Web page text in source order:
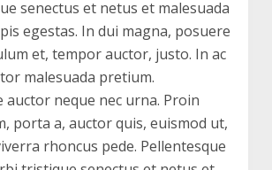
senectus et netus et malesuada
egestas. In dui magna, posuere
et, tempor auctor, justo. In ac
malesuada pretium.
auctor neque nec urna. Proin
porta a, auctor quis, euismod ut,
rhoncus pede. Pellentesque